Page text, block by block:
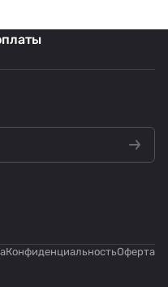
КонфиденциальностьОферта